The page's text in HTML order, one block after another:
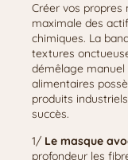
Créer vos
maximale des
chimiques. La
textures
démêlage manuel
alimentaires
produits
succès.
1/ Le masque
profondeur les